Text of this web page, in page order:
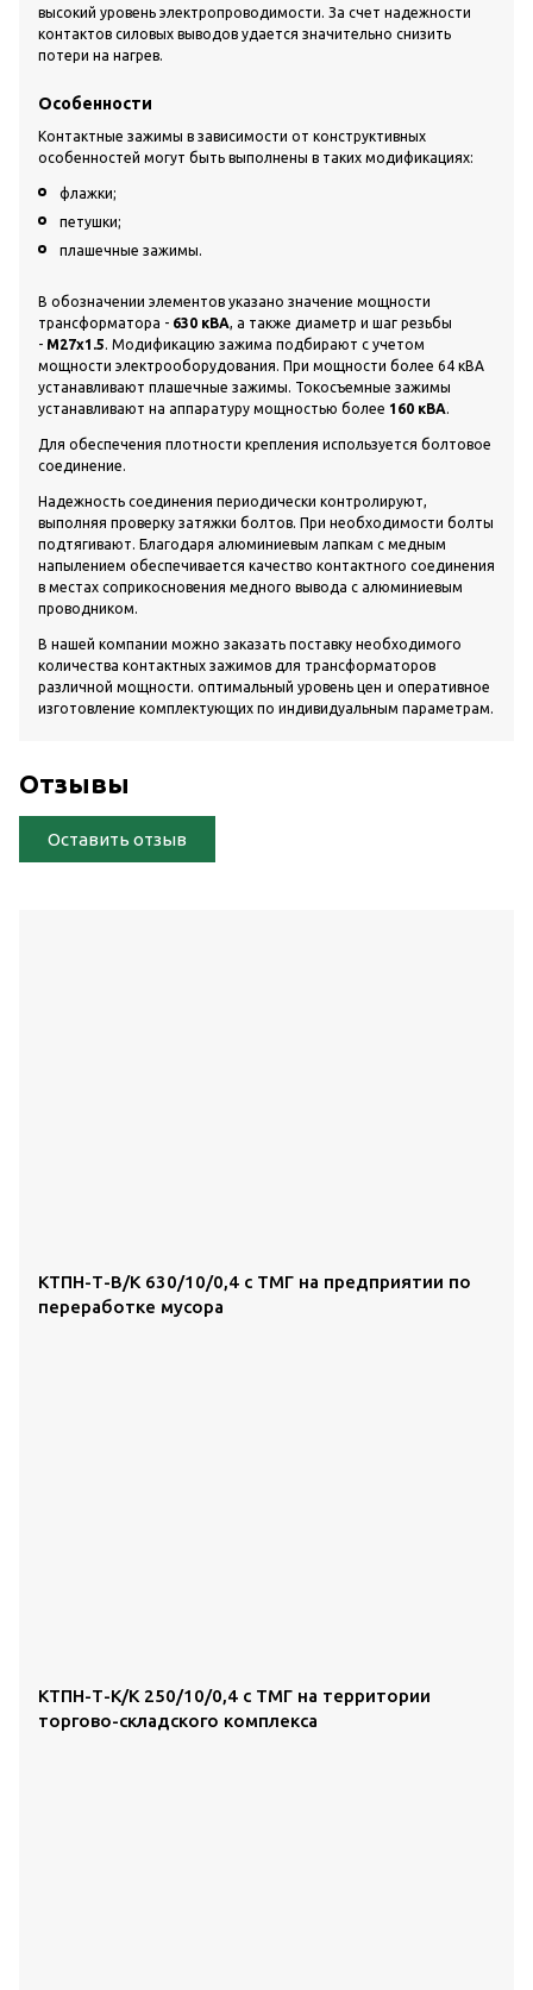
высокий уровень электропроводимости. За счет надежности
контактов силовых выводов удается значительно снизить
потери на нагрев.
Особенности
Контактные зажимы в зависимости от конструктивных
особенностей могут быть выполнены в таких модификациях:
флажки;
петушки;
плашечные зажимы.
В обозначении элементов указано значение мощности
трансформатора - 630 кВА, а также диаметр и шаг резьбы
- М27х1.5. Модификацию зажима подбирают с учетом
мощности электрооборудования. При мощности более 64 кВА
устанавливают плашечные зажимы. Токосъемные зажимы
устанавливают на аппаратуру мощностью более 160 кВА.
Для обеспечения плотности крепления используется болтовое
соединение.
Надежность соединения периодически контролируют,
выполняя проверку затяжки болтов. При необходимости болты
подтягивают. Благодаря алюминиевым лапкам с медным
напылением обеспечивается качество контактного соединения
в местах соприкосновения медного вывода с алюминиевым
проводником.
В нашей компании можно заказать поставку необходимого
количества контактных зажимов для трансформаторов
различной мощности. оптимальный уровень цен и оперативное
изготовление комплектующих по индивидуальным параметрам.
Отзывы
Оставить отзыв
КТПН-Т-В/К 630/10/0,4 с ТМГ на предприятии по
переработке мусора
КТПН-Т-К/К 250/10/0,4 с ТМГ на территории
торгово-складского комплекса